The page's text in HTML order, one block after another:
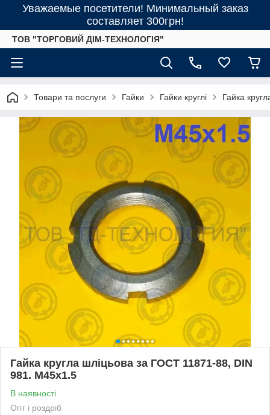
Уважаемые посетители! Минимальный заказ
составляет 300грн!
ТОВ "ТОРГОВИЙ ДІМ-ТЕХНОЛОГІЯ"
Товари та послуги Гайки Гайки круглі Гайка
Гайка кругла шліцьова за ГОСТ 11871-88, DIN
981. М45х1.5
В наявності
Опт і роздріб